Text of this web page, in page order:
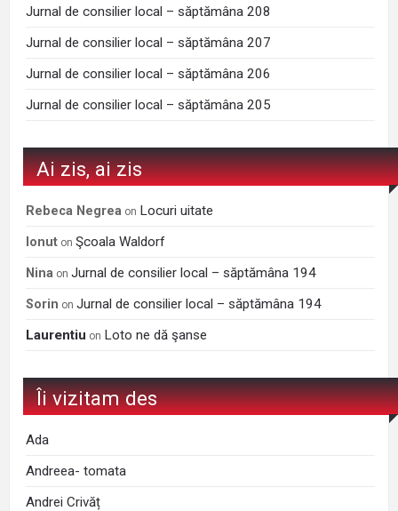
Jurnal de consilier local – săptămâna 208
Jurnal de consilier local – săptămâna 207
Jurnal de consilier local – săptămâna 206
Jurnal de consilier local – săptămâna 205
Ai zis, ai zis
Rebeca Negrea on Locuri uitate
Ionut onŞcoala Waldorf
Nina onJurnal de consilier local – săptămâna 194
Sorin onJurnal de consilier local – săptămâna 194
Laurentiu on Loto ne dă şanse
Îi vizitam des
Ada
Andreea- tomata
Andrei Crivăț